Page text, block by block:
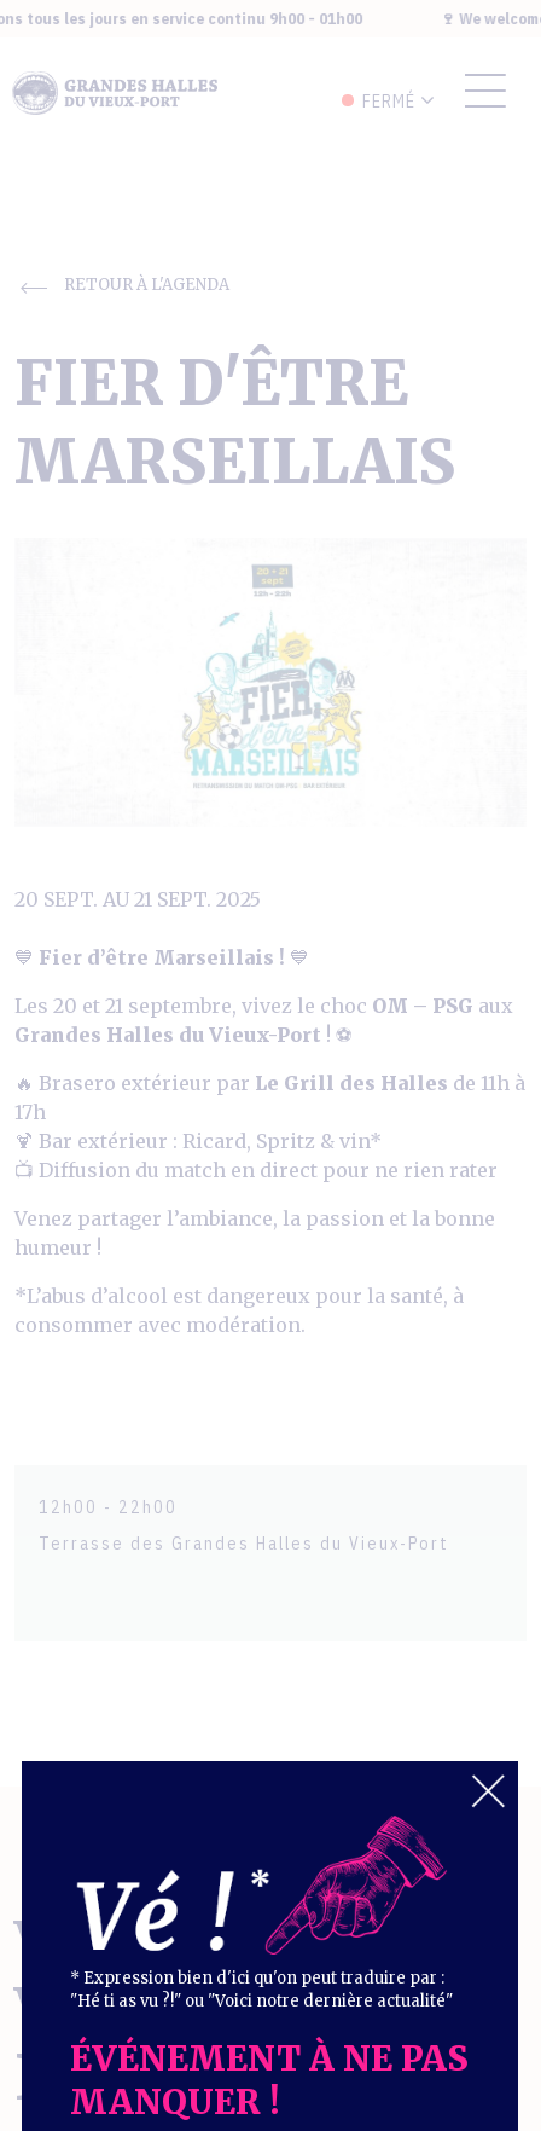
tous les jours en service continu 9h00 - 01h00 🍷 We
FERMÉ
RETOUR À L'AGENDA
FIER D'ÊTRE
MARSEILLAIS
20 SEPT. AU 21 SEPT. 2025
💙 Fier d’être Marseillais ! 💙
Les 20 et 21 septembre, vivez le choc OM – PSG aux
Grandes Halles du Vieux-Port ! ⚽
🔥 Brasero extérieur par Le Grill des Halles de 11h à
17h
🍹 Bar extérieur : Ricard, Spritz & vin*
📺 Diffusion du match en direct pour ne rien rater
Venez partager l’ambiance, la passion et la bonne
humeur !
*L’abus d’alcool est dangereux pour la santé, à
consommer avec modération.
12h00 - 22h00
Terrasse des Grandes Halles du Vieux-Port
VOUS EN
VOULEZ
ENCORE?
* Expression bien d'ici qu'on peut traduire par :
"Hé ti as vu ?!" ou "Voici notre dernière actualité"
ÉVÉNEMENT À NE PAS
MANQUER !